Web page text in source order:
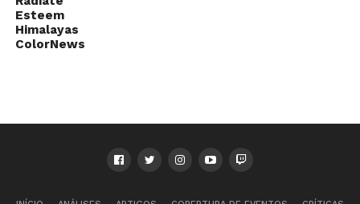
Esteem
Himalayas
ColorNews